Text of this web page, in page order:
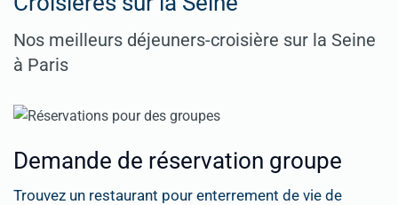
Nos meilleurs déjeuners-croisière sur la Seine
à Paris
Demande de réservation groupe
Trouvez un restaurant pour enterrement de vie de